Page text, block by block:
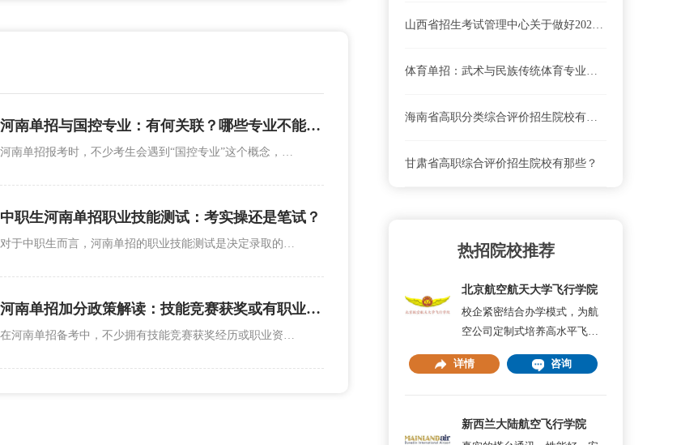
河南单招与国控专业：有何关联？哪些专业不能报？
河南单招报考时，不少考生会遇到“国控专业”这个概念，疑惑它与单招的关系，更担心自己想报的专业因是国控专业而无法报考。实际上，河南单招允许招生国控专业，但对招生院校资质、考生报考条件有严格限制，部分国控专业因培养要求特殊，确实存在“不能报”的情况，需精准区分规则。
中职生河南单招职业技能测试：考实操还是笔试？
对于中职生而言，河南单招的职业技能测试是决定录取的关键环节。不少考生困惑：“职业技能测试到底考实操还是笔试？”实际上，河南单招职业技能测试并无统一形式，而是根据中职生专业类别和院校培养需求，采用“实操为主、笔试为辅、两者结合”的模式，精准匹配专业特色。
河南单招加分政策解读：技能竞赛获奖或有职业资格证书能加分吗？
在河南单招备考中，不少拥有技能竞赛获奖经历或职业资格证书的考生会问：这些“硬实力”能加分吗？答案是肯定的。河南单招明确设有“技能拔尖人才”加分及免试政策，但加分范围、分值及申报流程有严格规定，精准掌握规则才能让优势最大化。
山西省招生考试管理中心关于做好2026年全省在岗乡村医生实行高职院校单独招生工作的通知
体育单招：武术与民族传统体育专业大学排名
海南省高职分类综合评价招生院校有哪些？
甘肃省高职综合评价招生院校有那些？
热招院校推荐
北京航空航天大学飞行学院
校企紧密结合办学模式，为航
空公司定制式培养高水平飞行
详情
咨询
新西兰大陆航空飞行学院